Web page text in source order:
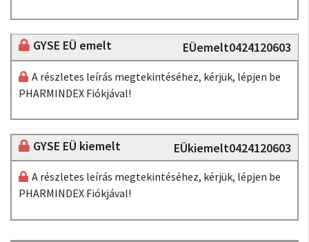
GYSE EÜ emelt EÜemelt0424120603
A részletes leírás megtekintéséhez, kérjük, lépjen be
PHARMINDEX Fiókjával!
GYSE EÜ kiemelt EÜkiemelt0424120603
A részletes leírás megtekintéséhez, kérjük, lépjen be
PHARMINDEX Fiókjával!